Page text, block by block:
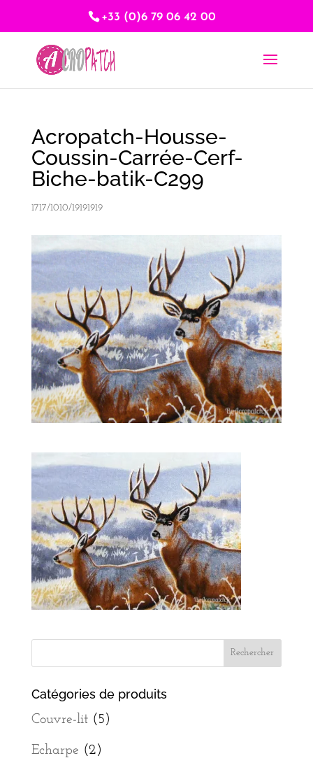
+33 (0)6 79 06 42 00
Acropatch-Housse-
Coussin-Carrée-Cerf-
Biche-batik-C299
1717/1010/19191919
Catégories de produits
Couvre-lit (5)
Echarpe (2)